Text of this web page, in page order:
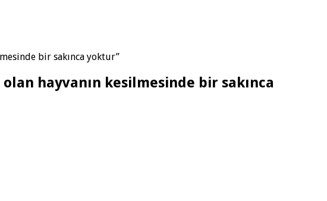
bir sakınca yoktur”
hayvanın kesilmesinde bir sakınca